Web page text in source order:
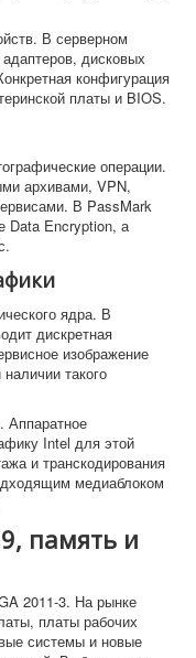
В серверном
дисковых
конфигурация
платы и BIOS.
операции.
архивами, VPN,
В PassMark
Data Encryption, а
ядра. В
дискретная
изображение
такого
Аппаратное
Intel для этой
и транскодирования
медиаблоком
память и
2011-3. На рынке
платы рабочих
системы и новые